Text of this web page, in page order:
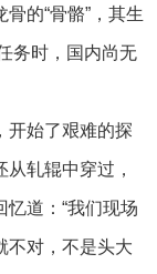
的“骨骼”，其生
务时，国内尚无
开始了艰难的探
轧辊中穿过，
道：“我们现场
不对，不是头大